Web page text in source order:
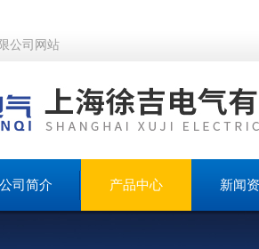
公司网站
公司简介 产品中心 新闻